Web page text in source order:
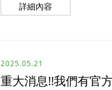
詳細內容
2025.05.21
重大消息!!我們有官